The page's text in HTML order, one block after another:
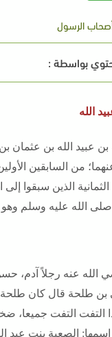
الرسول
بواسطة :
الله
عبيد الله بن عثمان
من السابقين
الثمانية الذين سبقوا
الله عليه وسلم
الله عنه رجلاً آدم،
طلحة قال كان طلحة
إذا التفت التفت
اسمها: الصعبة بنت عبد